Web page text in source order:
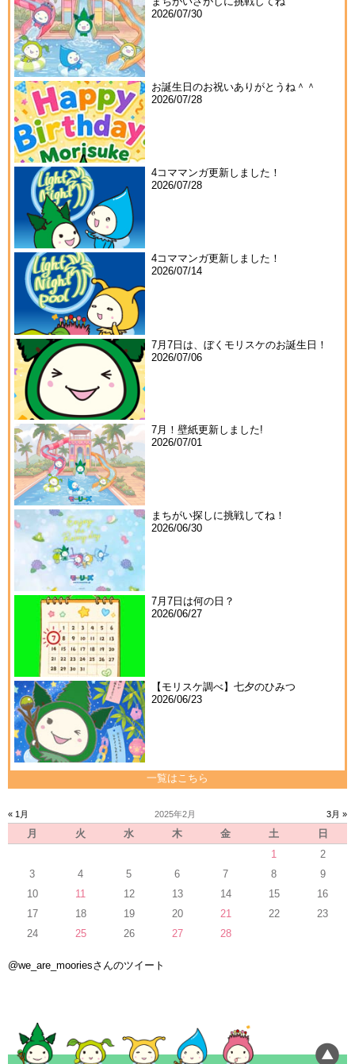
2026/07/30
お誕生日のお祝いありがとうね＾＾
2026/07/28
4コママンガ更新しました！
2026/07/28
4コママンガ更新しました！
2026/07/14
7月7日は、ぼくモリスケのお誕生日！
2026/07/06
7月！壁紙更新しました!
2026/07/01
まちがい探しに挑戦してね！
2026/06/30
7月7日は何の日？
2026/06/27
【モリスケ調べ】七夕のひみつ
2026/06/23
一覧はこちら
« 1月 2025年2月 3月 »
月 火 水 木 金 土
日
1
2
3
4 5 6 7 8
9
10
11 12 13 14 15
16
17
18 19 20 21 22
23
24
25 26 27 28
@we_are_mooriesさんのツイート